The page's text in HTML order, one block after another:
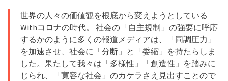
世界の人々の価値観を根底から変えようとしている
Withコロナの時代。 社会の「自主規制」の強要に呼応
するかのように多くの報道メディアは、「同調圧力」
を加速させ、社会に「分断」と「委縮」を持たらしま
した。果たして我々は「多様性」「創造性」を踏みに
じられ、「寛容な社会」のカケラさえ見出すことので